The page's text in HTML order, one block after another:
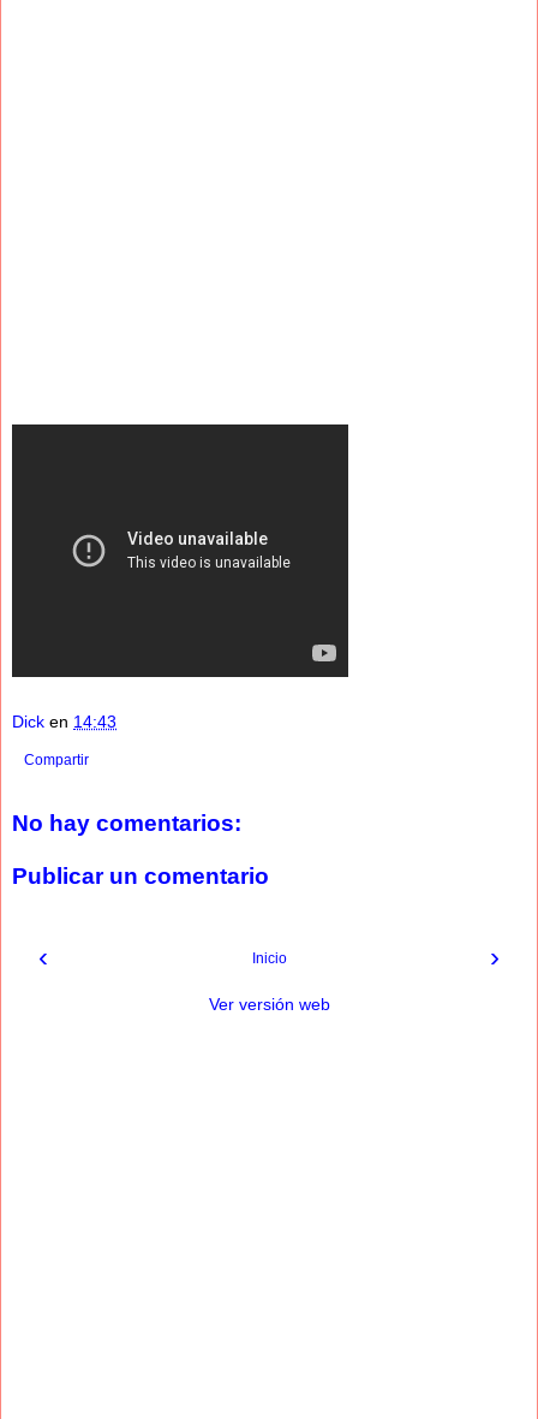
Dick en 14:43
Compartir
No hay comentarios:
Publicar un comentario
‹ ›
Inicio
Ver versión web